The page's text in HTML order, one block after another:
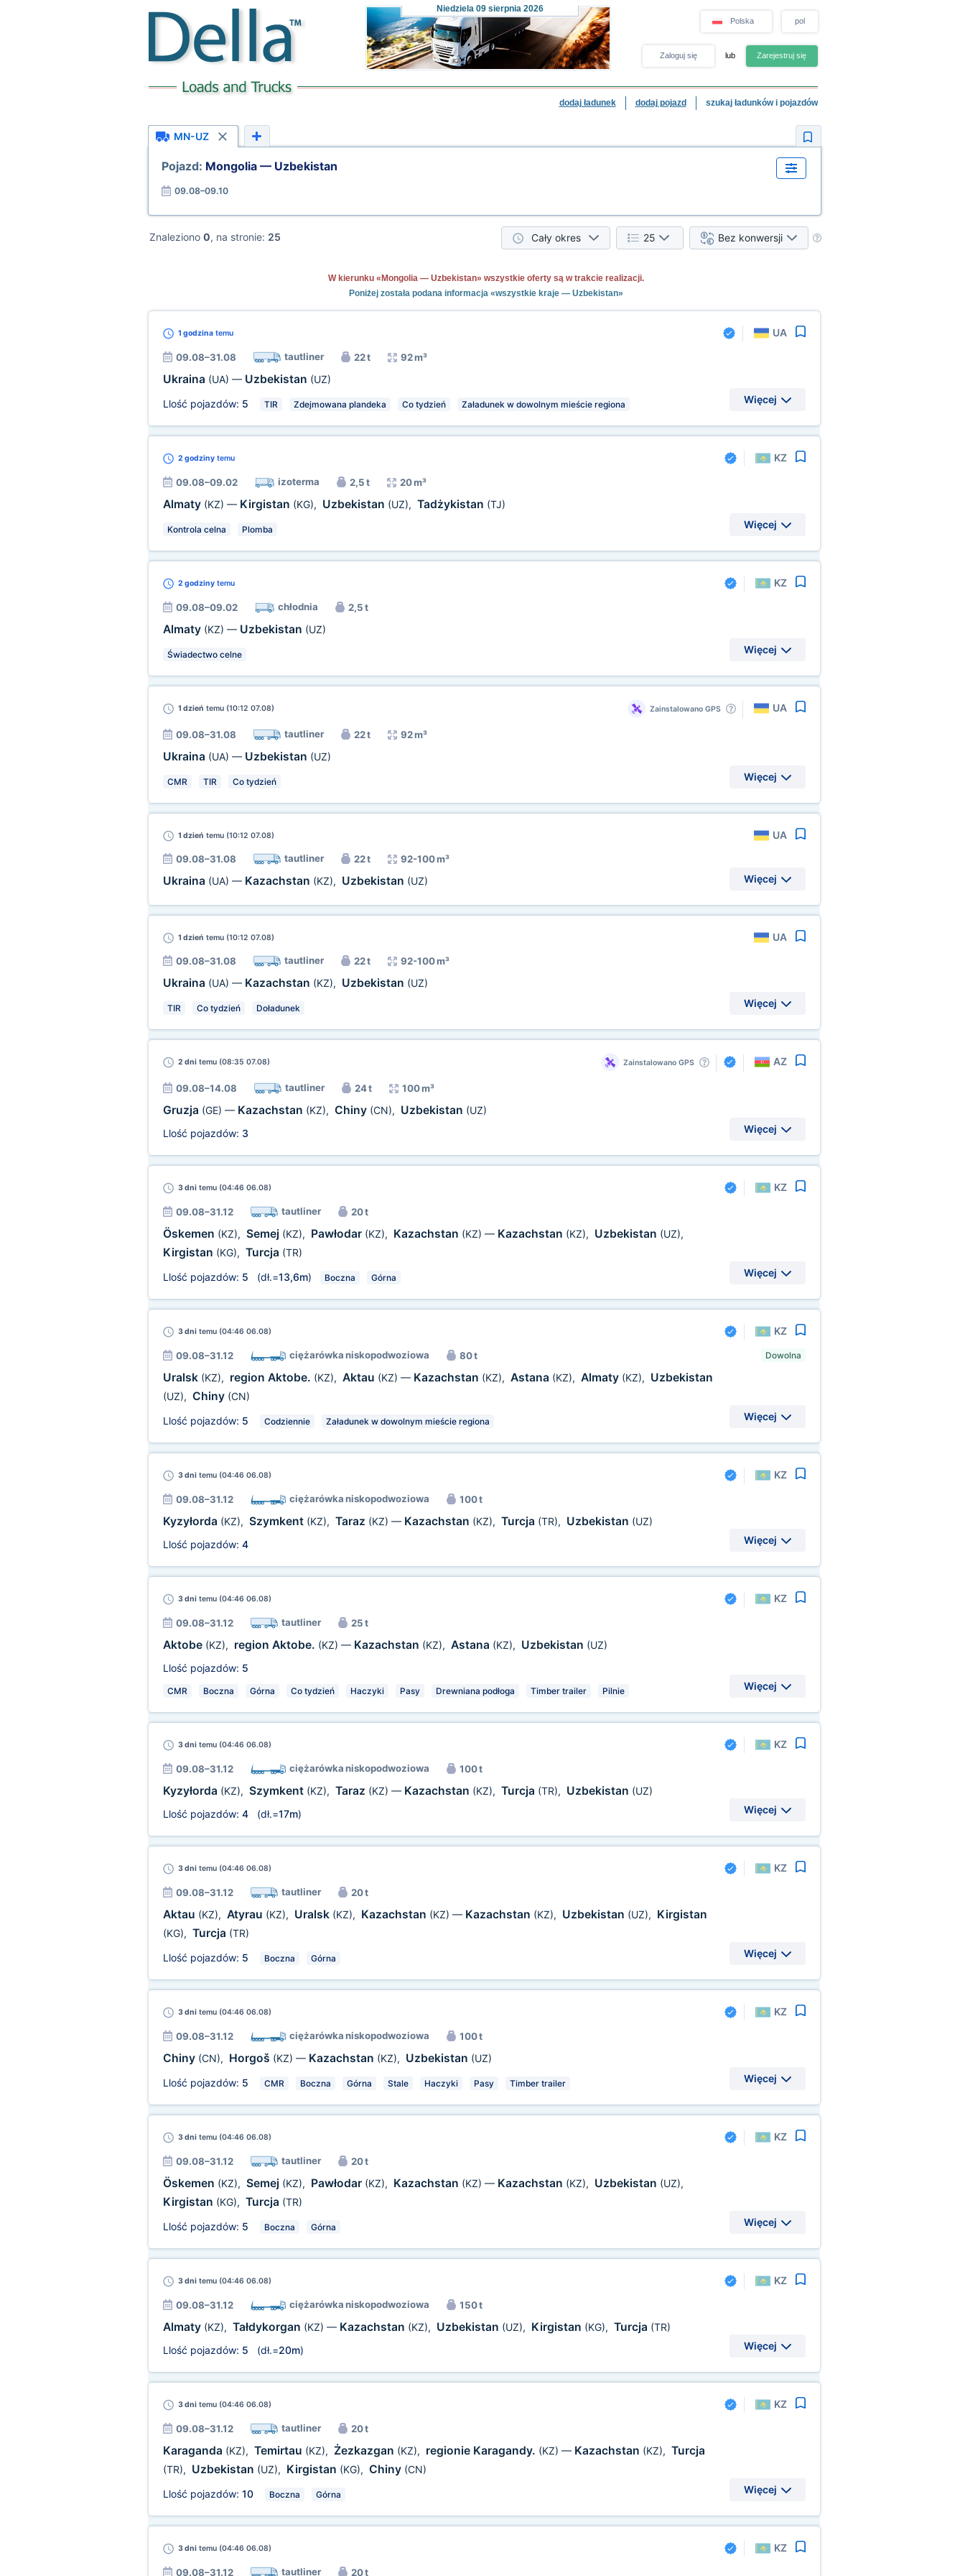
Niedziela09 sierpnia 2026
Polska pol
Zaloguj się lub Zarejestruj się
dodaj ładunek dodaj pojazd szukaj ładunków i pojazdów
MN-UZ
Pojazd: Mongolia — Uzbekistan
09.08–09.10
Znaleziono 0, na stronie: 25 Cały okres 25 Bez konwersji
W kierunku «Mongolia — Uzbekistan» wszystkie oferty są w trakcie realizacji.
Poniżej została podana informacja «wszystkie kraje — Uzbekistan»
1 godzinatemu UA
09.08–31.08 tautliner 22 t 92 m³
Ukraina (UA) — Uzbekistan (UZ)
Llość pojazdów: 5 TIR Zdejmowana plandeka Co tydzień Załadunek w dowolnym mieście regiona Więcej
2 godzinytemu KZ
09.08–09.02 izoterma 2,5 t 20 m³
Almaty (KZ) — Kirgistan (KG), Uzbekistan (UZ), Tadżykistan (TJ)
Kontrola celna Plomba Więcej
2 godzinytemu KZ
09.08–09.02 chłodnia 2,5 t
Almaty (KZ) — Uzbekistan (UZ)
Świadectwo celne Więcej
1 dzień temu (10:12 07.08) Zainstalowano GPS UA
09.08–31.08 tautliner 22 t 92 m³
Ukraina (UA) — Uzbekistan (UZ)
CMR TIR Co tydzień Więcej
1 dzień temu (10:12 07.08) UA
09.08–31.08 tautliner 22 t 92-100 m³
Ukraina (UA) — Kazachstan (KZ), Uzbekistan (UZ) Więcej
1 dzień temu (10:12 07.08) UA
09.08–31.08 tautliner 22 t 92-100 m³
Ukraina (UA) — Kazachstan (KZ), Uzbekistan (UZ)
TIR Co tydzień Doładunek Więcej
2 dnitemu (08:35 07.08) Zainstalowano GPS AZ
09.08–14.08 tautliner 24 t 100 m³
Gruzja (GE) — Kazachstan (KZ), Chiny (CN), Uzbekistan (UZ)
Llość pojazdów: 3 Więcej
3 dnitemu (04:46 06.08) KZ
09.08–31.12 tautliner 20 t
Öskemen (KZ), Semej (KZ), Pawłodar (KZ), Kazachstan (KZ) — Kazachstan (KZ), Uzbekistan (UZ),
Kirgistan (KG), Turcja (TR)
Llość pojazdów: 5 (dł.=13,6m) Boczna Górna Więcej
3 dnitemu (04:46 06.08) KZ
09.08–31.12 ciężarówka niskopodwoziowa 80 t
Uralsk (KZ), region Aktobe. (KZ), Aktau (KZ) — Kazachstan (KZ), Astana (KZ), Almaty (KZ), Uzbekistan
(UZ), Chiny (CN)
Llość pojazdów: 5 Codziennie Załadunek w dowolnym mieście regiona
Dowolna
Więcej
3 dnitemu (04:46 06.08) KZ
09.08–31.12 ciężarówka niskopodwoziowa 100 t
Kyzyłorda (KZ), Szymkent (KZ), Taraz (KZ) — Kazachstan (KZ), Turcja (TR), Uzbekistan (UZ)
Llość pojazdów: 4 Więcej
3 dnitemu (04:46 06.08) KZ
09.08–31.12 tautliner 25 t
Aktobe (KZ), region Aktobe. (KZ) — Kazachstan (KZ), Astana (KZ), Uzbekistan (UZ)
Llość pojazdów: 5
CMR Boczna Górna Co tydzień Haczyki Pasy Drewniana podłoga Timber trailer Pilnie Więcej
3 dnitemu (04:46 06.08) KZ
09.08–31.12 ciężarówka niskopodwoziowa 100 t
Kyzyłorda (KZ), Szymkent (KZ), Taraz (KZ) — Kazachstan (KZ), Turcja (TR), Uzbekistan (UZ)
Llość pojazdów: 4(dł.=17m) Więcej
3 dnitemu (04:46 06.08) KZ
09.08–31.12 tautliner 20 t
Aktau (KZ), Atyrau (KZ), Uralsk (KZ), Kazachstan (KZ) — Kazachstan (KZ), Uzbekistan (UZ), Kirgistan
(KG), Turcja (TR)
Llość pojazdów: 5 Boczna Górna Więcej
3 dnitemu (04:46 06.08) KZ
09.08–31.12 ciężarówka niskopodwoziowa 100 t
Chiny (CN), Horgoš (KZ) — Kazachstan (KZ), Uzbekistan (UZ)
Llość pojazdów: 5 CMR Boczna Górna Stale Haczyki Pasy Timber trailer Więcej
3 dnitemu (04:46 06.08) KZ
09.08–31.12 tautliner 20 t
Öskemen (KZ), Semej (KZ), Pawłodar (KZ), Kazachstan (KZ) — Kazachstan (KZ), Uzbekistan (UZ),
Kirgistan (KG), Turcja (TR)
Llość pojazdów: 5 Boczna Górna Więcej
3 dnitemu (04:46 06.08) KZ
09.08–31.12 ciężarówka niskopodwoziowa 150 t
Almaty (KZ), Tałdykorgan (KZ) — Kazachstan (KZ), Uzbekistan (UZ), Kirgistan (KG), Turcja (TR)
Llość pojazdów: 5 (dł.=20m) Więcej
3 dnitemu (04:46 06.08) KZ
09.08–31.12 tautliner 20 t
Karaganda (KZ), Temirtau (KZ), Żezkazgan (KZ), regionie Karagandy. (KZ) — Kazachstan (KZ), Turcja
(TR), Uzbekistan (UZ), Kirgistan (KG), Chiny (CN)
Llość pojazdów: 10 Boczna Górna Więcej
3 dnitemu (04:46 06.08) KZ
09.08–31.12 tautliner 20 t